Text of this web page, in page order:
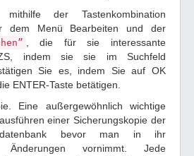
der Tastenkombination
dem Menü Bearbeiten und der
, die für sie interessante
indem sie sie im Suchfeld
Sie es, indem Sie auf OK
ENTER-Taste betätigen.
Eine außergewöhnlich wichtige
einer Sicherungskopie der
bevor man in ihr
Änderungen vornimmt. Jede